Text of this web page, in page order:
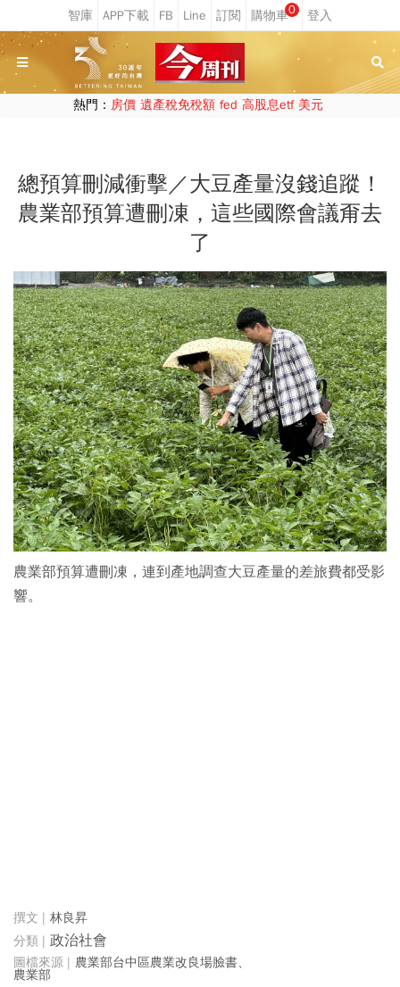
0
熱門： 房價 遺產稅免稅額 fed 高股息etf 美元
總預算刪減衝擊／大豆產量沒錢追蹤！
農業部預算遭刪凍，這些國際會議甭去
了
農業部預算遭刪凍，連到產地調查大豆產量的差旅費都受影
響。
林良昇
政治社會
農業部台中區農業改良場臉書、
農業部